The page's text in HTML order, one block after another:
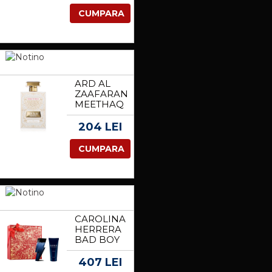
CREAM
CREMA
OCHI CU
COLAGEN
CUMPARA
ARD AL
ZAAFARAN
MEETHAQ
EXTRAIT
DE
EAU DE
PARFUM
100 ML
204 LEI
CUMPARA
CAROLINA
HERRERA
BAD BOY
COBALT
SET
407 LEI